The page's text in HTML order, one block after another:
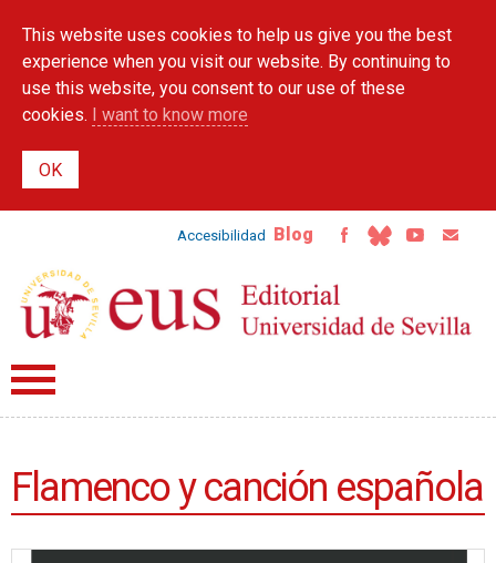
main
content
This website uses cookies to help us give you the best
experience when you visit our website. By continuing to
use this website, you consent to our use of these
cookies. I want to know more
Accesibilidad Blog
Flamenco y canción española